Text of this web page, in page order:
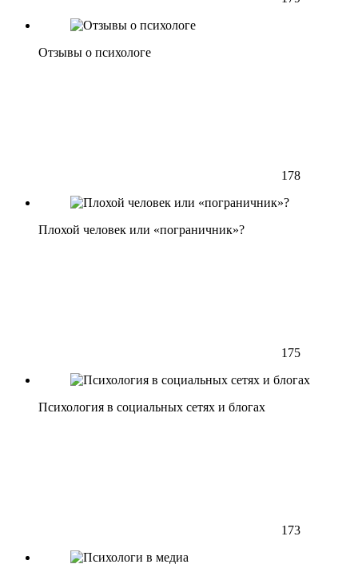
Отзывы о психологе
178
Плохой человек или «пограничник»?
175
Психология в социальных сетях и блогах
173